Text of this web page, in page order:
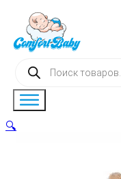
Поиск
товаров
🔍